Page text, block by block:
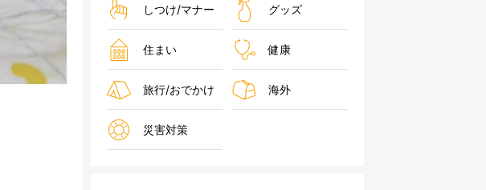
しつけ/マナー グッズ
住まい 健康
旅行/おでかけ 海外
災害対策